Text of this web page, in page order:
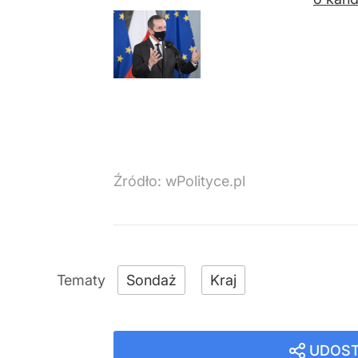
Źródło: wPolityce.pl
Sondaż Kraj